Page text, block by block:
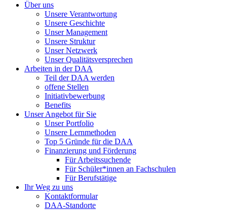
Über uns
Unsere Verantwortung
Unsere Geschichte
Unser Management
Unsere Struktur
Unser Netzwerk
Unser Qualitätsversprechen
Arbeiten in der DAA
Teil der DAA werden
offene Stellen
Initiativbewerbung
Benefits
Unser Angebot für Sie
Unser Portfolio
Unsere Lernmethoden
Top 5 Gründe für die DAA
Finanzierung und Förderung
Für Arbeitssuchende
Für Schüler*innen an Fachschulen
Für Berufstätige
Ihr Weg zu uns
Kontaktformular
DAA-Standorte